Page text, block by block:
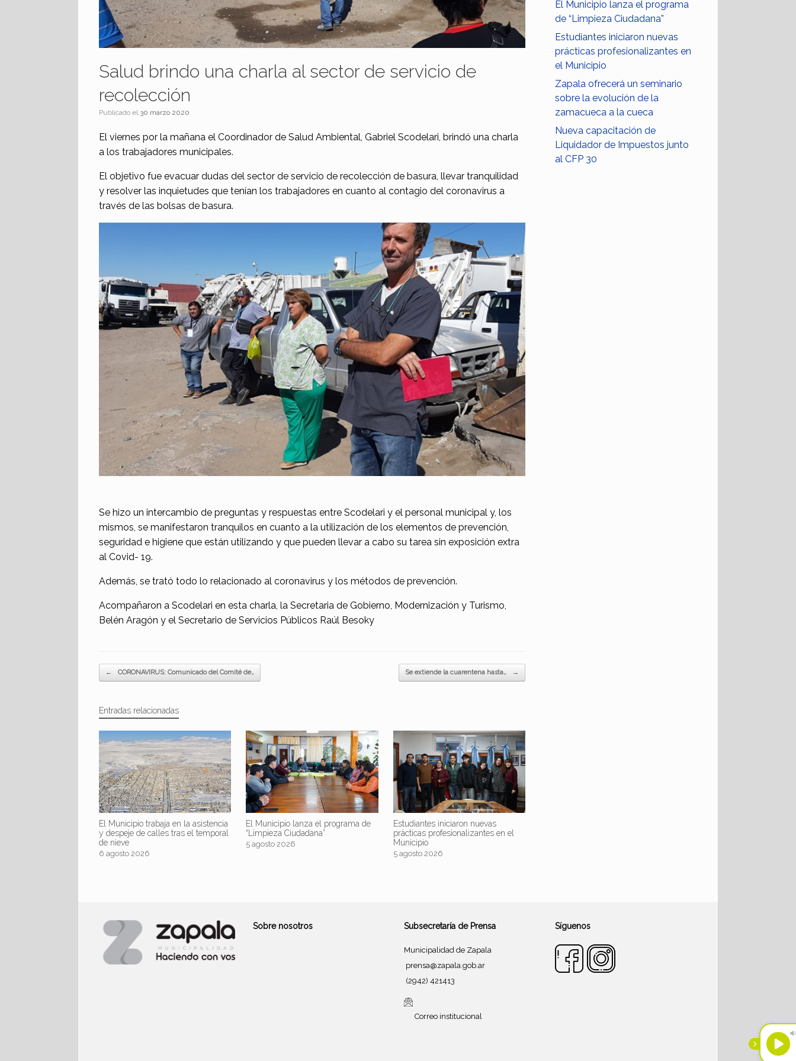
Salud brindo una charla al sector de servicio de
recolección
Publicado el 30 marzo 2020
El viernes por la mañana el Coordinador de Salud Ambiental, Gabriel Scodelari, brindó una charla
a los trabajadores municipales.
El objetivo fue evacuar dudas del sector de servicio de recolección de basura, llevar tranquilidad
y resolver las inquietudes que tenían los trabajadores en cuanto al contagio del coronavirus a
través de las bolsas de basura.
Se hizo un intercambio de preguntas y respuestas entre Scodelari y el personal municipal y, los
mismos, se manifestaron tranquilos en cuanto a la utilización de los elementos de prevención,
seguridad e higiene que están utilizando y que pueden llevar a cabo su tarea sin exposición extra
al Covid- 19.
Además, se trató todo lo relacionado al coronavirus y los métodos de prevención.
Acompañaron a Scodelari en esta charla, la Secretaria de Gobierno, Modernización y Turismo,
Belén Aragón y el Secretario de Servicios Públicos Raúl Besoky
Navegador de artículos
← CORONAVIRUS: Comunicado del Comité de… Se extiende la cuarentena hasta… →
Entradas relacionadas
El Municipio trabaja en la asistencia
y despeje de calles tras el temporal
de nieve
6 agosto 2026
El Municipio lanza el programa de
“Limpieza Ciudadana”
5 agosto 2026
Estudiantes iniciaron nuevas
prácticas profesionalizantes en el
Municipio
5 agosto 2026
El Municipio lanza el programa
de “Limpieza Ciudadana”
Estudiantes iniciaron nuevas
prácticas profesionalizantes en
el Municipio
Zapala ofrecerá un seminario
sobre la evolución de la
zamacueca a la cueca
Nueva capacitación de
Liquidador de Impuestos junto
al CFP 30
Sobre nosotros Subsecretaría de Prensa
Municipalidad de Zapala
prensa@zapala.gob.ar
(2942) 421413
Correo institucional
Síguenos